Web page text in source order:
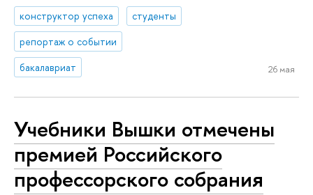
конструктор успеха
студенты
репортаж о событии
бакалавриат
26 мая
Учебники Вышки отмечены
премией Российского
профессорского собрания